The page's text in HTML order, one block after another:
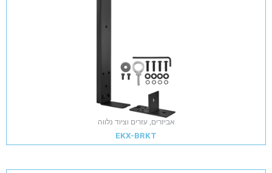
אביזרים, עזרים וציוד נלווה
EKX-BRKT